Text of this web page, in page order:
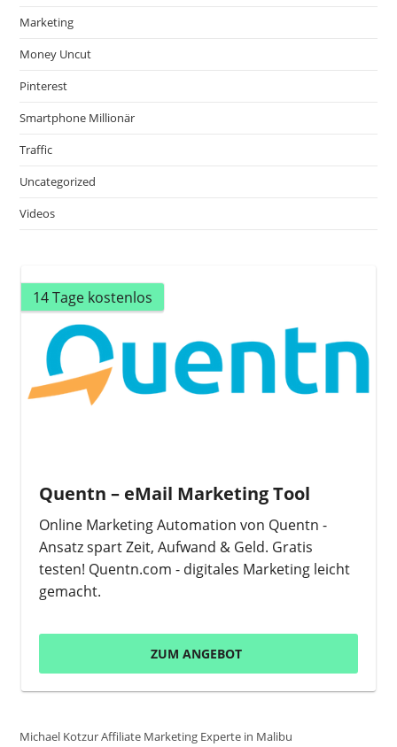
Marketing
Money Uncut
Pinterest
Smartphone Millionär
Traffic
Uncategorized
Videos
14 Tage kostenlos
Quentn – eMail Marketing Tool
Online Marketing Automation von Quentn -
Ansatz spart Zeit, Aufwand & Geld. Gratis
testen! Quentn.com - digitales Marketing leicht
gemacht.
ZUM ANGEBOT
Michael Kotzur Affiliate Marketing Experte in Malibu